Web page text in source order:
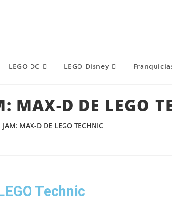
LEGO DC LEGO Disney
MAX-D DE LEGO
MAX-D DE LEGO TECHNIC
Technic